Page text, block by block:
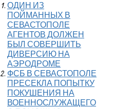
ОДИН ИЗ
ПОЙМАННЫХ В
СЕВАСТОПОЛЕ
АГЕНТОВ ДОЛЖЕН
БЫЛ СОВЕРШИТЬ
ДИВЕРСИЮ НА
АЭРОДРОМЕ
ФСБ В СЕВАСТОПОЛЕ
ПРЕСЕКЛА ПОПЫТКУ
ПОКУШЕНИЯ НА
ВОЕННОСЛУЖАЩЕГО